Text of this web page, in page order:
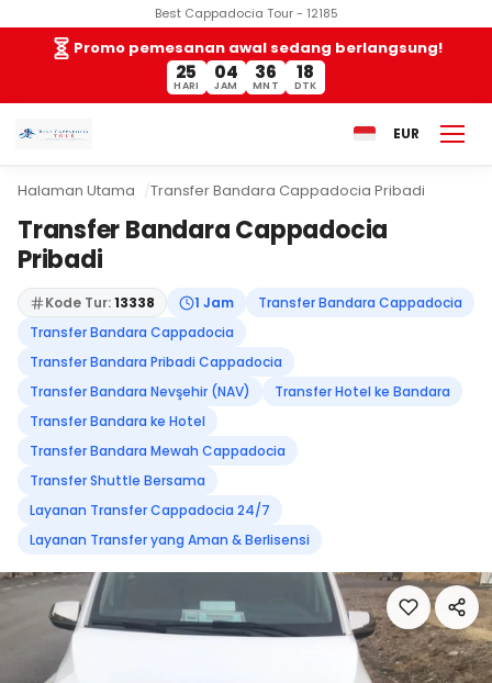
Best Cappadocia Tour - 12185
Promo pemesanan awal sedang berlangsung!
25
HARI
04
JAM
36
MNT
18
DTK
EUR
Halaman Utama Transfer Bandara Cappadocia Pribadi
Transfer Bandara Cappadocia
Pribadi
Kode Tur:13338 1 Jam
Transfer Bandara Cappadocia
Transfer Bandara Cappadocia
Transfer Bandara Pribadi Cappadocia
Transfer Bandara Nevşehir (NAV)
Transfer Hotel ke Bandara
Transfer Bandara ke Hotel
Transfer Bandara Mewah Cappadocia
Transfer Shuttle Bersama
Layanan Transfer Cappadocia 24/7
Layanan Transfer yang Aman & Berlisensi